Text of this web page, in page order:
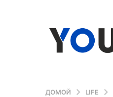
ДОМОЙ LIFE